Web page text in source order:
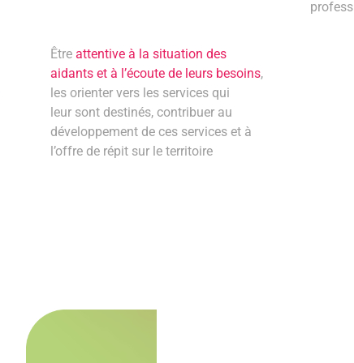
Être attentive à la situation des
aidants et à l’écoute de leurs besoins,
les orienter vers les services qui
leur sont destinés, contribuer au
développement de ces services et à
l’offre de répit sur le territoire